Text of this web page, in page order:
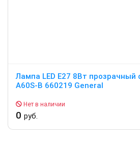
Лампа LED E27 8Вт прозрачный
A60S-B 660219 General
Нет в наличии
0 руб.